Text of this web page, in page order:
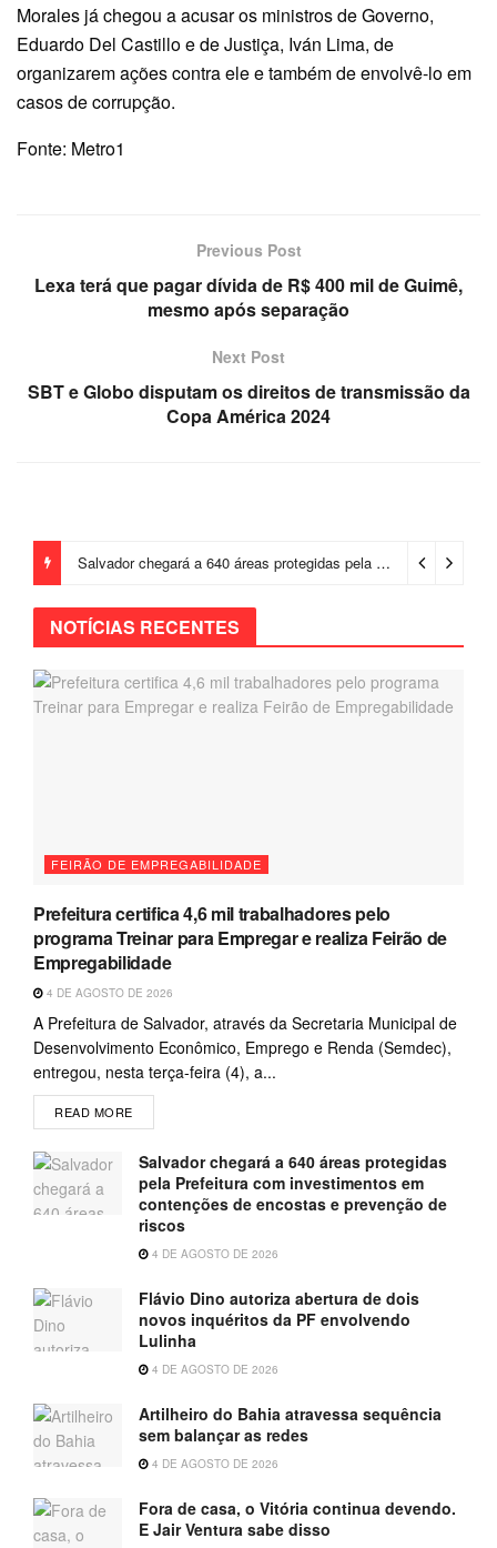
Morales já chegou a acusar os ministros de Governo,
Eduardo Del Castillo e de Justiça, Iván Lima, de
organizarem ações contra ele e também de envolvê-lo em
casos de corrupção.
Fonte: Metro1
Previous Post
Lexa terá que pagar dívida de R$ 400 mil de Guimê,
mesmo após separação
Next Post
SBT e Globo disputam os direitos de transmissão da
Copa América 2024
Salvador chegará a 640 áreas protegidas pela Prefeitura com investimentos em contenções de encostas e prevenção de riscos
NOTÍCIAS RECENTES
FEIRÃO DE EMPREGABILIDADE
Prefeitura certifica 4,6 mil trabalhadores pelo
programa Treinar para Empregar e realiza Feirão de
Empregabilidade
4 DE AGOSTO DE 2026
A Prefeitura de Salvador, através da Secretaria Municipal de
Desenvolvimento Econômico, Emprego e Renda (Semdec),
entregou, nesta terça-feira (4), a...
READ MORE
Salvador chegará a 640 áreas protegidas
pela Prefeitura com investimentos em
contenções de encostas e prevenção de
riscos
4 DE AGOSTO DE 2026
Flávio Dino autoriza abertura de dois
novos inquéritos da PF envolvendo
Lulinha
4 DE AGOSTO DE 2026
Artilheiro do Bahia atravessa sequência
sem balançar as redes
4 DE AGOSTO DE 2026
Fora de casa, o Vitória continua devendo.
E Jair Ventura sabe disso